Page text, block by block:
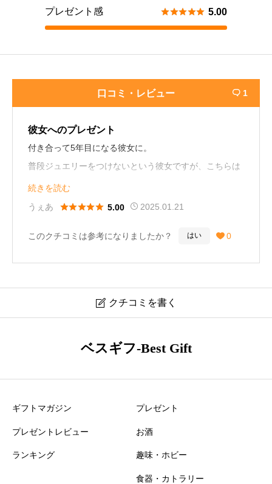
プレゼント感  5.00
口コミ・レビュー  1
彼女へのプレゼント
付き合って5年目になる彼女に。
普段ジュエリーをつけないという彼女ですが、こちらは
シンプルなデザインでモチーフの大きさがちょうどいい
とのことから気に入ってつけてくれています。
30歳／男性
続きを読む
うぇあ
 5.00 2025.01.21
このクチコミは参考になりましたか？ はい  0
 クチコミを書く
コミ・レビュー
ベスギフ-Best Gift
ギフトマガジン
プレゼントレビュー
ランキング
プレゼント
お酒
趣味・ホビー
食器・カトラリー